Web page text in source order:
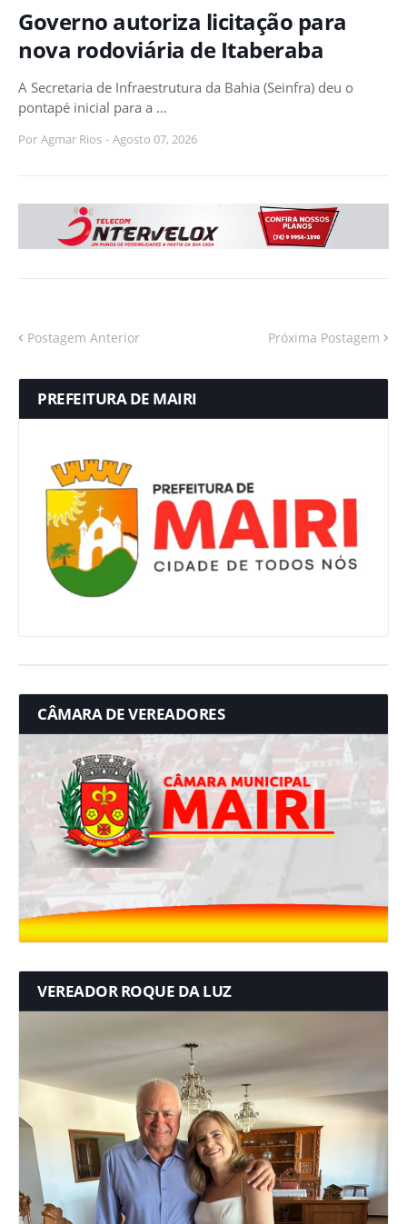
Governo autoriza licitação para
nova rodoviária de Itaberaba
A Secretaria de Infraestrutura da Bahia (Seinfra) deu o
pontapé inicial para a …
Por Agmar Rios - Agosto 07, 2026
Postagem Anterior Próxima Postagem
PREFEITURA DE MAIRI
CÂMARA DE VEREADORES
VEREADOR ROQUE DA LUZ